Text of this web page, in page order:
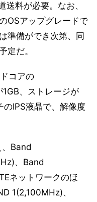
料が必要。なお、
OSアップグレードで
準備ができ次第、同
定だ。
コアの
、ストレージが
のIPS液晶で、解像度
Band
、Band
ネットワークのほ
1(2,100MHz)、